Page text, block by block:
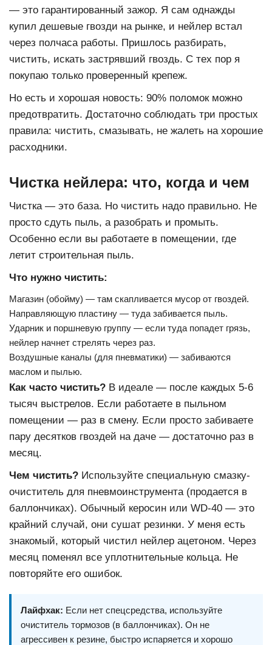
— это гарантированный зажор. Я сам однажды
купил дешевые гвозди на рынке, и нейлер встал
через полчаса работы. Пришлось разбирать,
чистить, искать застрявший гвоздь. С тех пор я
покупаю только проверенный крепеж.
Но есть и хорошая новость: 90% поломок можно
предотвратить. Достаточно соблюдать три простых
правила: чистить, смазывать, не жалеть на хорошие
расходники.
Чистка нейлера: что, когда и чем
Чистка — это база. Но чистить надо правильно. Не
просто сдуть пыль, а разобрать и промыть.
Особенно если вы работаете в помещении, где
летит строительная пыль.
Что нужно чистить:
Магазин (обойму) — там скапливается мусор от гвоздей.
Направляющую пластину — туда забивается пыль.
Ударник и поршневую группу — если туда попадет грязь,
нейлер начнет стрелять через раз.
Воздушные каналы (для пневматики) — забиваются
маслом и пылью.
Как часто чистить? В идеале — после каждых 5-6
тысяч выстрелов. Если работаете в пыльном
помещении — раз в смену. Если просто забиваете
пару десятков гвоздей на даче — достаточно раз в
месяц.
Чем чистить? Используйте специальную смазку-
очиститель для пневмоинструмента (продается в
баллончиках). Обычный керосин или WD-40 — это
крайний случай, они сушат резинки. У меня есть
знакомый, который чистил нейлер ацетоном. Через
месяц поменял все уплотнительные кольца. Не
повторяйте его ошибок.
Лайфхак: Если нет спецсредства, используйте
очиститель тормозов (в баллончиках). Он не
агрессивен к резине, быстро испаряется и хорошо